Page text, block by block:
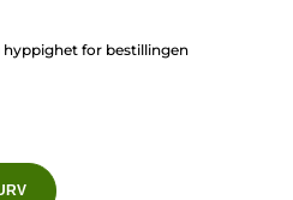
for bestillingen